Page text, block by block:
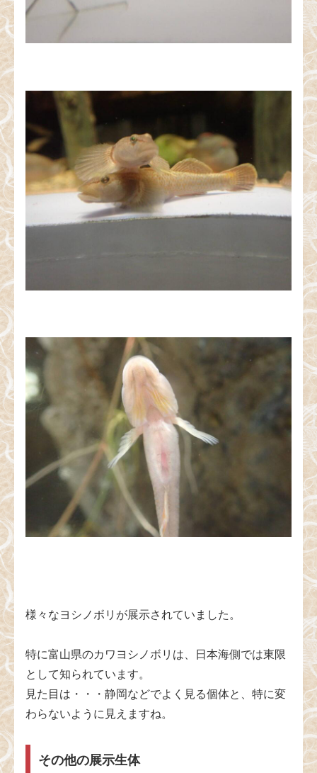
様々なヨシノボリが展示されていました。
特に富山県のカワヨシノボリは、日本海側では東限
として知られています。
見た目は・・・静岡などでよく見る個体と、特に変
わらないように見えますね。
その他の展示生体